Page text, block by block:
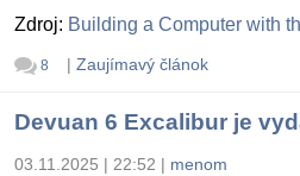
Zdroj: Building a Computer with
8 | Zaujímavý článok
Devuan 6 Excalibur je
03.11.2025 | 22:52 | menom